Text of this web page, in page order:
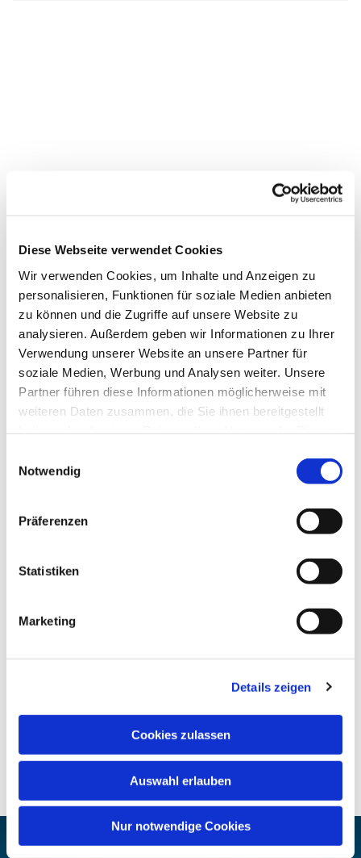
Diese Webseite verwendet Cookies
Wir verwenden Cookies, um Inhalte und Anzeigen zu
personalisieren, Funktionen für soziale Medien anbieten
zu können und die Zugriffe auf unsere Website zu
analysieren. Außerdem geben wir Informationen zu Ihrer
Verwendung unserer Website an unsere Partner für
soziale Medien, Werbung und Analysen weiter. Unsere
Partner führen diese Informationen möglicherweise mit
weiteren Daten zusammen, die Sie ihnen bereitgestellt
Notwendig
Präferenzen
Statistiken
Marketing
Details zeigen
Cookies zulassen
Auswahl erlauben
Nur notwendige Cookies
Dies könnte Sie auch
interessieren